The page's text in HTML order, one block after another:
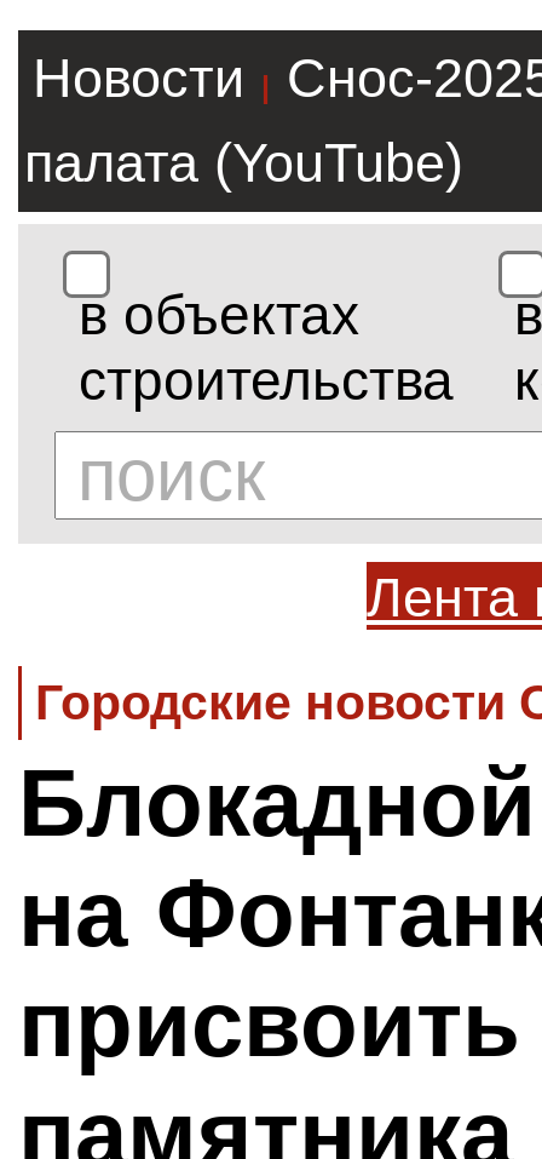
Новости |
Снос-
палата (YouTube)
в объектах
строительства
в
Лента
Городские новости
на
присвоить
памятника